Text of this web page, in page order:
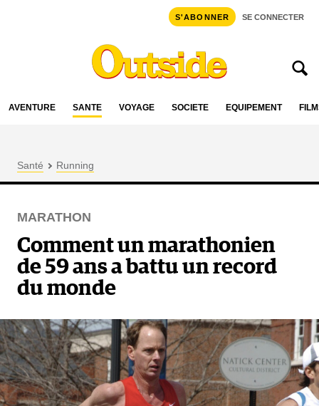
S'ABONNER SE CONNECTER
AVENTURE SANTÉ VOYAGE SOCIÉTÉ ÉQUIPEMENT
Santé Running
MARATHON
Comment un marathonien
de 59 ans a battu un record
du monde